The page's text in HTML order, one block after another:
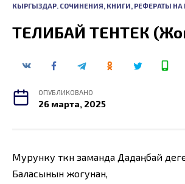
КЫРГЫЗДАР. СОЧИНЕНИЯ, КНИГИ, РЕФЕРАТЫ
ТЕЛИБАЙ ТЕНТЕК
ОПУБЛИКОВАНО
26 марта, 2025
Мурунку өткөн заманда Дадаңбай
Баласынын жогунан,